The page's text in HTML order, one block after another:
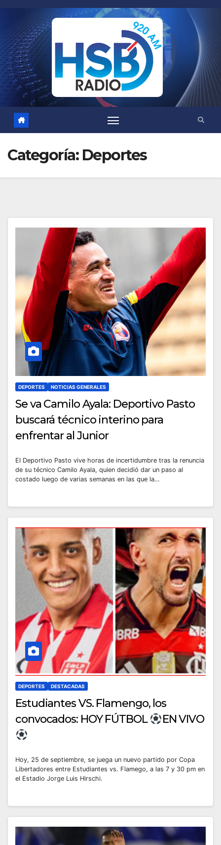
contenido
Categoría: Deportes
DEPORTES NOTICIAS GENERALES
Se va Camilo Ayala: Deportivo Pasto
buscará técnico interino para
enfrentar al Junior
El Deportivo Pasto vive horas de incertidumbre tras la renuncia
de su técnico Camilo Ayala, quien decidió dar un paso al
costado luego de varias semanas en las que la…
DEPORTES DESTACADAS
Estudiantes VS. Flamengo, los
convocados: HOY FÚTBOL
EN VIVO
Hoy, 25 de septiembre, se juega un nuevo partido por Copa
Libertadores entre Estudiantes vs. Flamego, a las 7 y 30 pm en
el Estadio Jorge Luis Hirschi.